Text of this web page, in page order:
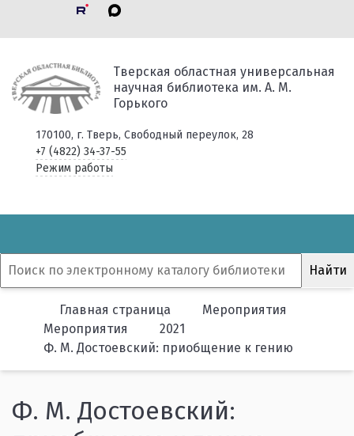
Тверская областная универсальная
научная библиотека им. А. М.
Горького
170100, г. Тверь, Свободный переулок, 28
+7 (4822) 34-37-55
Режим работы
Главная страница
Мероприятия
Мероприятия
2021
Ф. М. Достоевский: приобщение к гению
Ф. М. Достоевский: